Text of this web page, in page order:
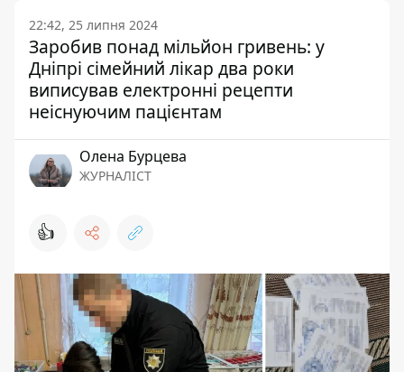
22:42, 25 липня 2024
Заробив понад мільйон гривень: у
Дніпрі сімейний лікар два роки
виписував електронні рецепти
неіснуючим пацієнтам
Олена Бурцева
ЖУРНАЛІСТ
👍